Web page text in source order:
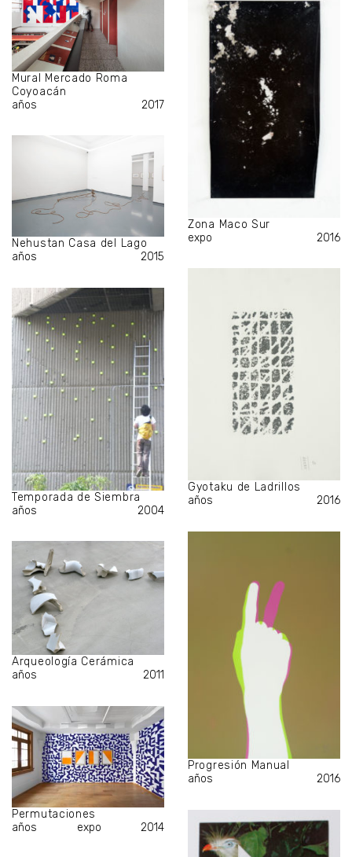
Mural Mercado Roma
Coyoacán
años
2017
Zona Maco Sur
expo
2016
Nehustan Casa del Lago
años
2015
Gyotaku de Ladrillos
años
2016
Temporada de Siembra
años
2004
Progresión Manual
años
2016
Arqueología Cerámica
años
2011
Permutaciones
años
expo 2014